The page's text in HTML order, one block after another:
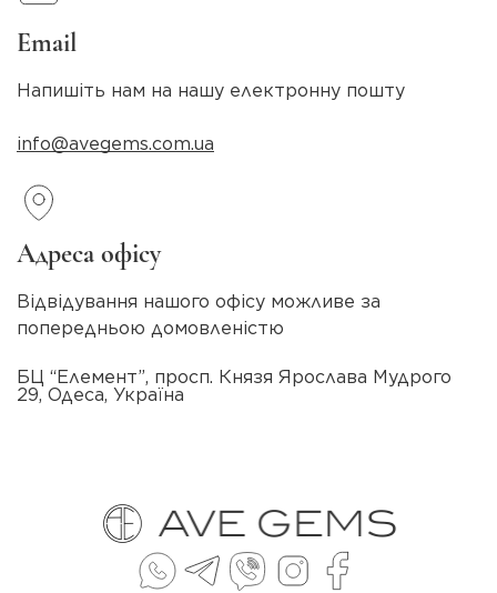
Email
Напишіть нам на нашу електронну пошту
info@avegems.com.ua
Адреса офісу
Відвідування нашого офісу можливе за
попередньою домовленістю
БЦ “Елемент”, просп. Князя Ярослава Мудрого
29, Одеса, Україна